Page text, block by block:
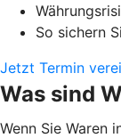
So sichern
Jetzt Termin
Was sind
Wenn Sie Waren